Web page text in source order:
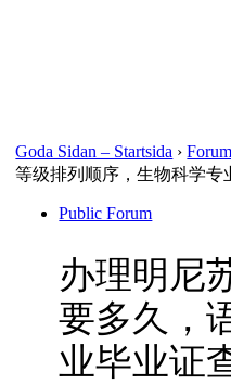
Goda Sidan – Startsida ›
等级排列顺序，生物科学专
Public Forum
办理明尼
要多久，
业毕业证